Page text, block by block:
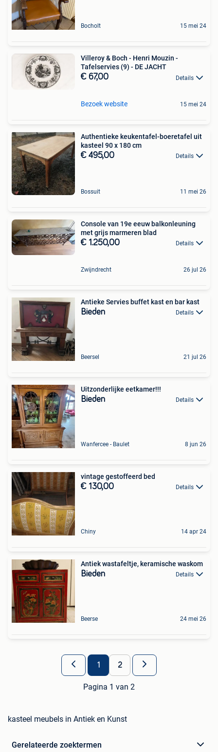
Bocholt 15 mei 24
Villeroy & Boch - Henri Mouzin -
Tafelservies (9) - DE JACHT
€ 67,00 Details
Bezoek website 15 mei 24
Authentieke keukentafel-boeretafel uit
kasteel 90 x 180 cm
€ 495,00 Details
Bossuit 11 mei 26
Console van 19e eeuw balkonleuning
met grijs marmeren blad
€ 1.250,00 Details
Zwijndrecht 26 jul 26
Antieke Servies buffet kast en bar kast
Bieden Details
Beersel 21 jul 26
Uitzonderlijke eetkamer!!!
Bieden Details
Wanfercee - Baulet 8 jun 26
vintage gestoffeerd bed
€ 130,00 Details
Chiny 14 apr 24
Antiek wastafeltje, keramische waskom
Bieden Details
Beerse 24 mei 26
1 2
Pagina 1 van 2
kasteel meubels in Antiek en Kunst
Gerelateerde zoektermen